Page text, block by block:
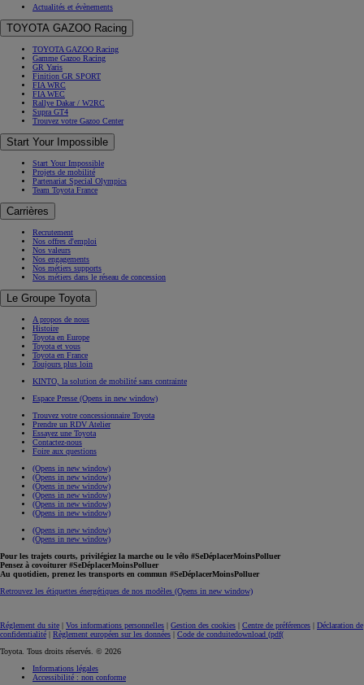
Actualités et évènements
TOYOTA GAZOO Racing
TOYOTA GAZOO Racing
Gamme Gazoo Racing
GR Yaris
Finition GR SPORT
FIA WRC
FIA WEC
Rallye Dakar / W2RC
Supra GT4
Trouvez votre Gazoo Center
Start Your Impossible
Start Your Impossible
Projets de mobilité
Partenariat Special Olympics
Team Toyota France
Carrières
Recrutement
Nos offres d'emploi
Nos valeurs
Nos engagements
Nos métiers supports
Nos métiers dans le réseau de concession
Le Groupe Toyota
A propos de nous
Histoire
Toyota en Europe
Toyota et vous
Toyota en France
Toujours plus loin
KINTO, la solution de mobilité sans contrainte
Espace Presse (Opens in new window)
Trouvez votre concessionnaire Toyota
Prendre un RDV Atelier
Essayez une Toyota
Contactez-nous
Foire aux questions
(Opens in new window)
(Opens in new window)
(Opens in new window)
(Opens in new window)
(Opens in new window)
(Opens in new window)
(Opens in new window)
(Opens in new window)
Pour les trajets courts, privilégiez la marche ou le vélo #SeDéplacerMoinsPolluer
Pensez à covoiturer #SeDéplacerMoinsPolluer
Au quotidien, prenez les transports en commun #SeDéplacerMoinsPolluer
Retrouvez les étiquettes énergétiques de nos modèles (Opens in new window)
Réglement du site | Vos informations personnelles | Gestion des cookies | Centre de préférences | Déclaration de
confidentialité | Règlement européen sur les données | Code de conduitedownload (pdf(
Toyota. Tous droits réservés. © 2026
Informations légales
Accessibilité : non conforme